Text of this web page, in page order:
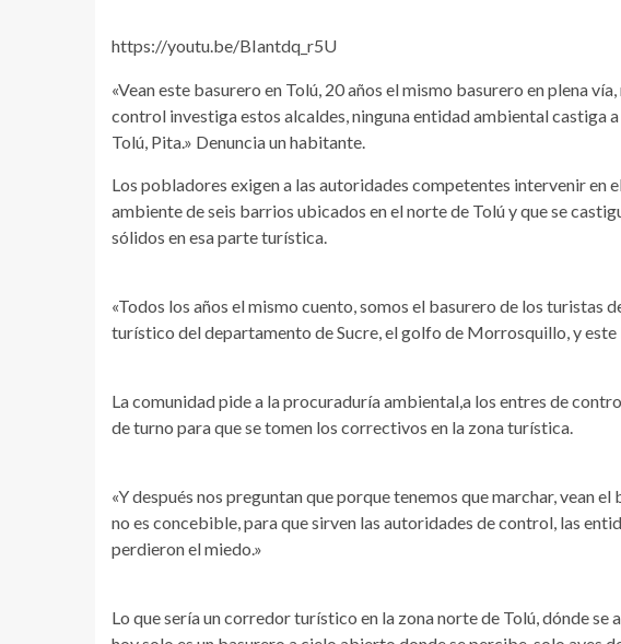
https://youtu.be/BIantdq_r5U
«Vean este basurero en Tolú, 20 años el mismo basurero en plena
control investiga estos alcaldes, ninguna entidad ambiental castiga
Tolú, Pita.» Denuncia un habitante.
Los pobladores exigen a las autoridades competentes intervenir en
ambiente de seis barrios ubicados en el norte de Tolú y que se
sólidos en esa parte turística.
«Todos los años el mismo cuento, somos el basurero de los turistas
turístico del departamento de Sucre, el golfo de Morrosquillo, y
La comunidad pide a la procuraduría ambiental,a los entres de
de turno para que se tomen los correctivos en la zona turística.
«Y después nos preguntan que porque tenemos que marchar, vean
no es concebible, para que sirven las autoridades de control, las
perdieron el miedo.»
Lo que sería un corredor turístico en la zona norte de Tolú, dónde